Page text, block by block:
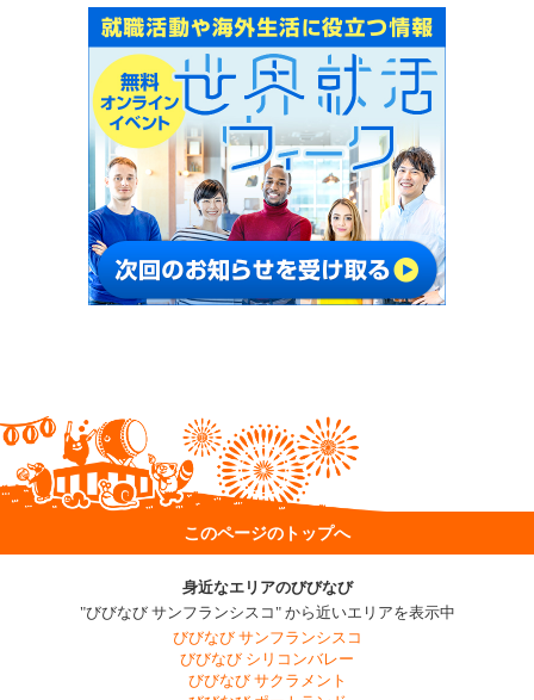
このページのトップへ
身近なエリアのびびなび
"びびなび サンフランシスコ" から近いエリアを表示中
びびなび サンフランシスコ
びびなび シリコンバレー
びびなび サクラメント